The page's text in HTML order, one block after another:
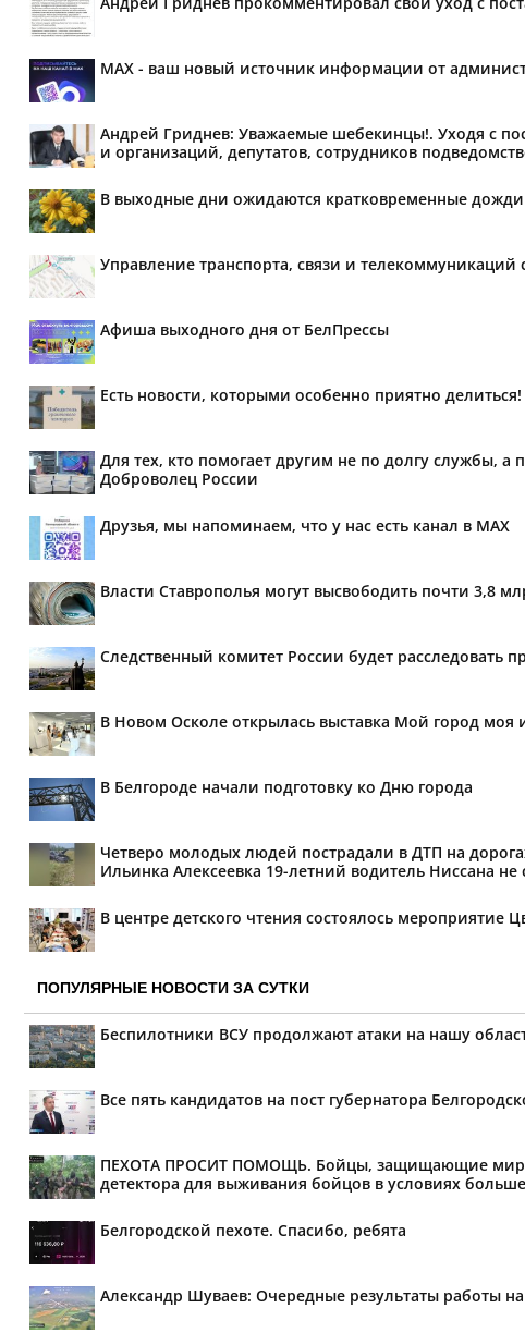
MAX - ваш новый источник информации от
Андрей Гриднев: Уважаемые шебекинцы!. Уходя с
и организаций, депутатов, сотрудников
В выходные дни ожидаются кратковременные дожди
Управление транспорта, связи и телекоммуникаций
Афиша выходного дня от БелПрессы
Есть новости, которыми особенно приятно делиться!
Для тех, кто помогает другим не по долгу службы, а
Доброволец России
Друзья, мы напоминаем, что у нас есть канал в МАХ
Власти Ставрополья могут высвободить почти 3,8
Следственный комитет России будет расследовать
В Новом Осколе открылась выставка Мой город моя
В Белгороде начали подготовку ко Дню города
Четверо молодых людей пострадали в ДТП на
Ильинка Алексеевка 19-летний водитель Ниссана не
В центре детского чтения состоялось
ПОПУЛЯРНЫЕ НОВОСТИ ЗА СУТКИ
Беспилотники ВСУ продолжают атаки на нашу
Все пять кандидатов на пост губернатора
ПЕХОТА ПРОСИТ ПОМОЩЬ. Бойцы, защищающие
детектора для выживания бойцов в условиях
Белгородской пехоте. Спасибо, ребята
Александр Шуваев: Очередные результаты работы